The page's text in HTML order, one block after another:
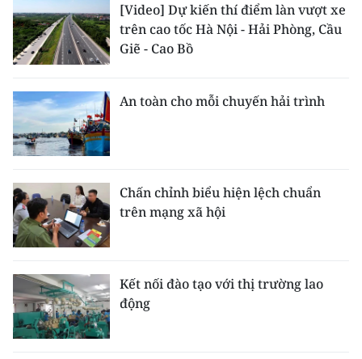
ENGLISH
中文
FRANÇAIS
РУССКИЙ
한국어
[Video] Dự kiến thí điểm làn vượt xe
trên cao tốc Hà Nội - Hải Phòng, Cầu
Giẽ - Cao Bồ
An toàn cho mỗi chuyến hải trình
Chấn chỉnh biểu hiện lệch chuẩn
trên mạng xã hội
Kết nối đào tạo với thị trường lao
động